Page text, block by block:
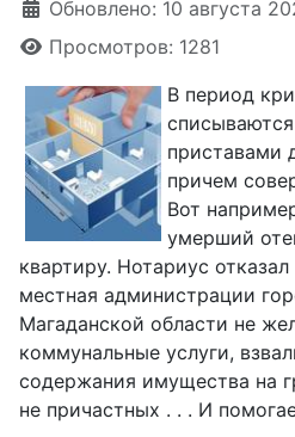
Обновлено: 10 августа
Просмотров: 1281
В период
приставами
причем
Вот
умерший
квартиру. Нотариус
местная администрации
Магаданской области не
коммунальные услуги,
содержания имущества на
не причастных . . . И